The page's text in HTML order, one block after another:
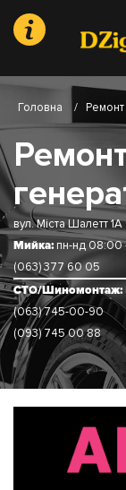
Головна / Ремонт
вул. Міста Шалетт 1А
Мийка:пн-нд 08:00
(063) 377 60 05
СТО/Шиномонтаж:
(063) 745-00-90
(093) 745 00 88